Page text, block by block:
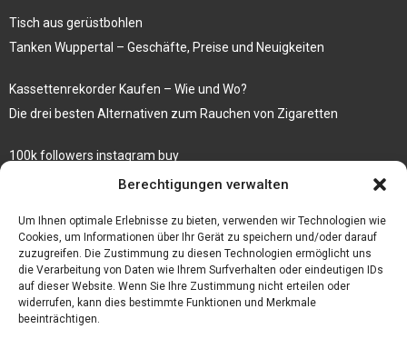
Berechtigungen verwalten
Um Ihnen optimale Erlebnisse zu bieten, verwenden wir Technologien wie
Cookies, um Informationen über Ihr Gerät zu speichern und/oder darauf
zuzugreifen. Die Zustimmung zu diesen Technologien ermöglicht uns
die Verarbeitung von Daten wie Ihrem Surfverhalten oder eindeutigen IDs
auf dieser Website. Wenn Sie Ihre Zustimmung nicht erteilen oder
widerrufen, kann dies bestimmte Funktionen und Merkmale
beeinträchtigen.
Tisch aus gerüstbohlen
Tanken Wuppertal – Geschäfte, Preise und Neuigkeiten
Kassettenrekorder Kaufen – Wie und Wo?
Die drei besten Alternativen zum Rauchen von Zigaretten
100k followers instagram buy
Rezepte für gekochte Süßkartoffeln
Gönnen Sie sich bedruckte Fliesen mit einem eigenen Bild